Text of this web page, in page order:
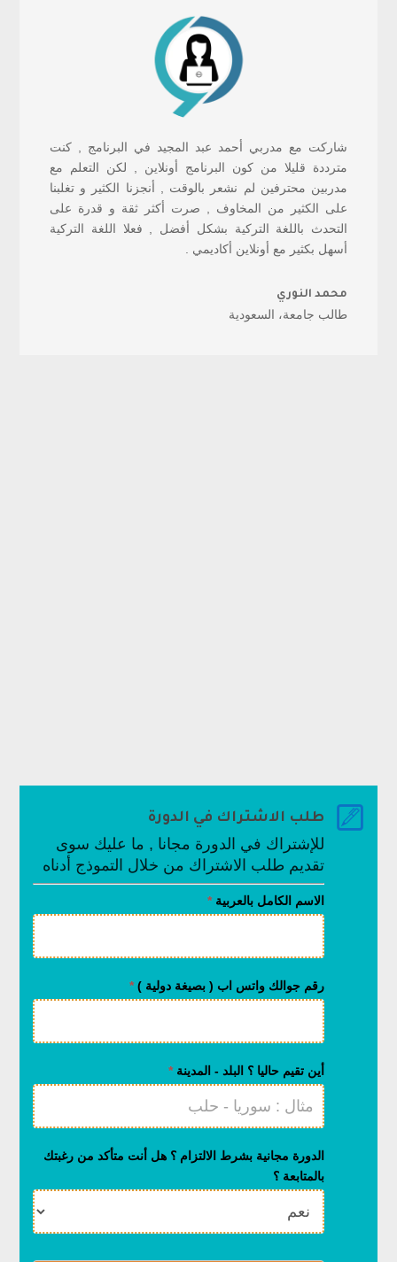
شاركت مع مدربي أحمد عبد المجيد في البرنامج , كنت
مترددة قليلا من كون البرنامج أونلاين , لكن التعلم مع
مدربين محترفين لم نشعر بالوقت , أنجزنا الكثير و تغلبنا
على الكثير من المخاوف , صرت أكثر ثقة و قدرة على
التحدث باللغة التركية بشكل أفضل , فعلا اللغة التركية
أسهل بكثير مع أونلاين أكاديمي .
محمد النوري
طالب جامعة، السعودية
 طلب الاشتراك في الدورة
للإشتراك في الدورة مجانا , ما عليك سوى
تقديم طلب الاشتراك من خلال التموذج أدناه
الاسم الكامل بالعربية*
رقم جوالك واتس اب ( بصيغة دولية )*
أين تقيم حاليا ؟ البلد - المدينة*
الدورة مجانية بشرط الالتزام ؟ هل أنت متأكد من رغبتك
بالمتابعة ؟